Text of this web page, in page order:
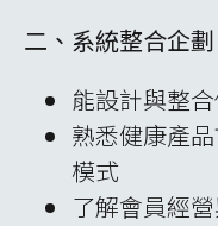
二、系統整合企劃
能設計與整
熟悉健康產
模式
了解會員經